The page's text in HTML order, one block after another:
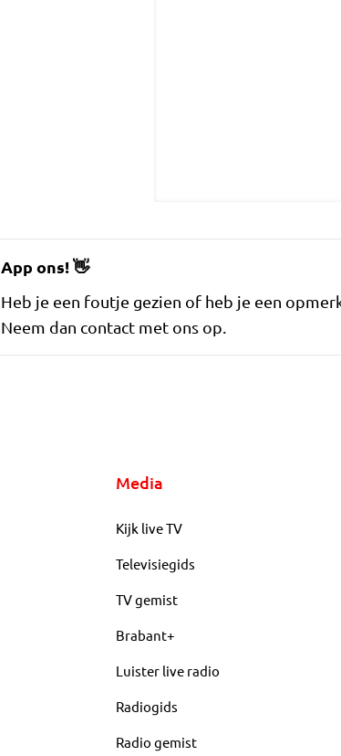
App ons!👋
Heb je een foutje gezien of heb je een
Neem dan contact met ons op.
Media
Kijk live TV
Televisiegids
TV gemist
Brabant+
Luister live radio
Radiogids
Radio gemist